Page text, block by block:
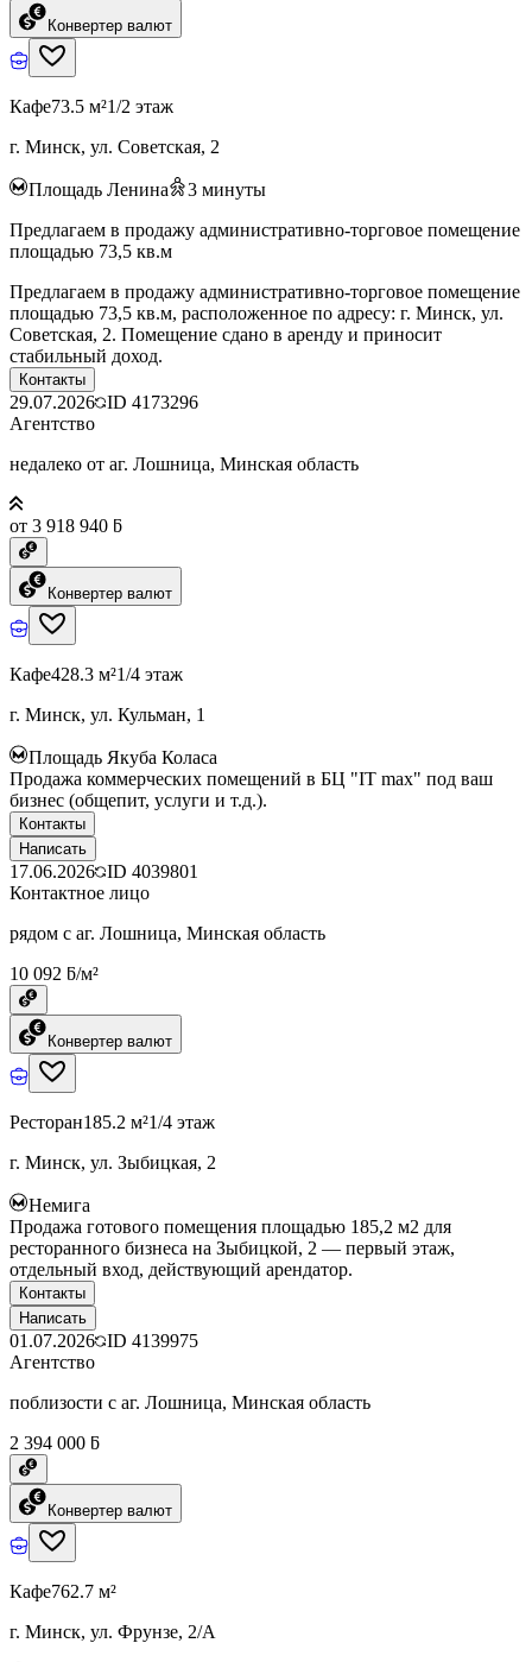
Конвертер валют
Кафе73.5 м²1/2 этаж
г. Минск, ул. Советская, 2
Площадь Ленина 3 минуты
Предлагаем в продажу административно-торговое помещение
площадью 73,5 кв.м
Предлагаем в продажу административно-торговое помещение
площадью 73,5 кв.м, расположенное по адресу: г. Минск, ул.
Советская, 2. Помещение сдано в аренду и приносит
стабильный доход.
Контакты
29.07.2026 ID 4173296
Агентство
недалеко от аг. Лошница, Минская область
от 3 918 940 ƃ
Конвертер валют
Кафе428.3 м²1/4 этаж
г. Минск, ул. Кульман, 1
Площадь Якуба Коласа
Продажа коммерческих помещений в БЦ "IT max" под ваш
бизнес (общепит, услуги и т.д.).
Контакты
Написать
17.06.2026 ID 4039801
Контактное лицо
рядом с аг. Лошница, Минская область
10 092 ƃ/м²
Конвертер валют
Ресторан185.2 м²1/4 этаж
г. Минск, ул. Зыбицкая, 2
Немига
Продажа готового помещения площадью 185,2 м2 для
ресторанного бизнеса на Зыбицкой, 2 — первый этаж,
отдельный вход, действующий арендатор.
Контакты
Написать
01.07.2026 ID 4139975
Агентство
поблизости с аг. Лошница, Минская область
2 394 000 ƃ
Конвертер валют
Кафе762.7 м²
г. Минск, ул. Фрунзе, 2/А